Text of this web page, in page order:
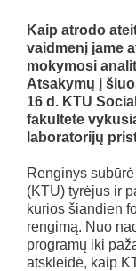
Kaip atrodo
vaidmenį jame
mokymosi
Atsakymų į
16 d. KTU
fakultete
laboratorijų
Renginys
(KTU) tyrėjus ir
kurios šiandien
rengimą. Nuo
programų iki
atskleidė, kaip